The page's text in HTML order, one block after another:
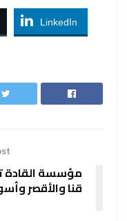
LinkedIn
مؤسسة القادة
قنا والأقصر